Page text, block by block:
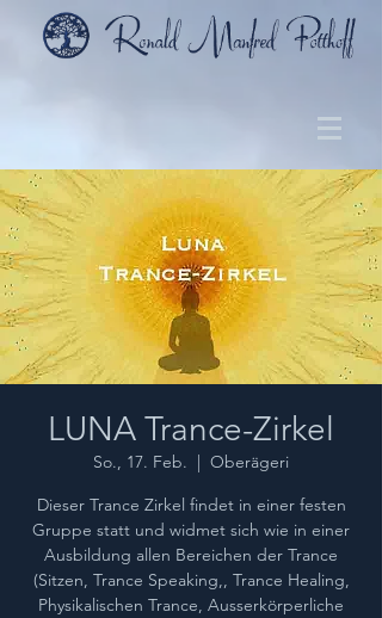
LUNA Trance-Zirkel
So., 17. Feb.
  |
Oberägeri
Dieser Trance Zirkel findet in einer festen
Gruppe statt und widmet sich wie in einer
Ausbildung allen Bereichen der Trance
(Sitzen, Trance Speaking,, Trance Healing,
Physikalischen Trance, Ausserkörperliche